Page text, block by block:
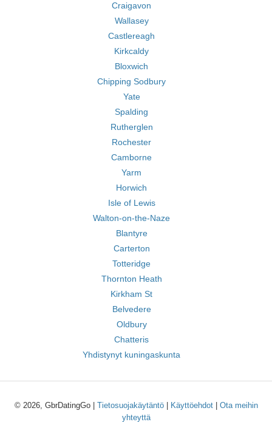
Craigavon
Wallasey
Castlereagh
Kirkcaldy
Bloxwich
Chipping Sodbury
Yate
Spalding
Rutherglen
Rochester
Camborne
Yarm
Horwich
Isle of Lewis
Walton-on-the-Naze
Blantyre
Carterton
Totteridge
Thornton Heath
Kirkham St
Belvedere
Oldbury
Chatteris
Yhdistynyt kuningaskunta
© 2026, GbrDatingGo | Tietosuojakäytäntö| Käyttöehdot| Ota meihin
yhteyttä